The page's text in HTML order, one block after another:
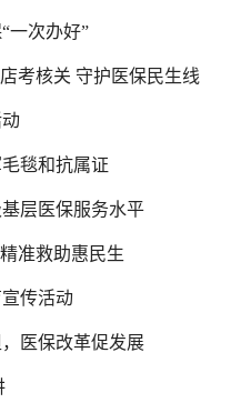
一次办好”
考核关 守护医保民生线
毯和抗属证
层医保服务水平
准救助惠民生
传活动
医保改革促发展